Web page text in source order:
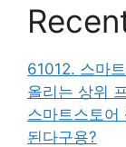
61012. 스마
올리는 상위
스마트스토어
된다구용?